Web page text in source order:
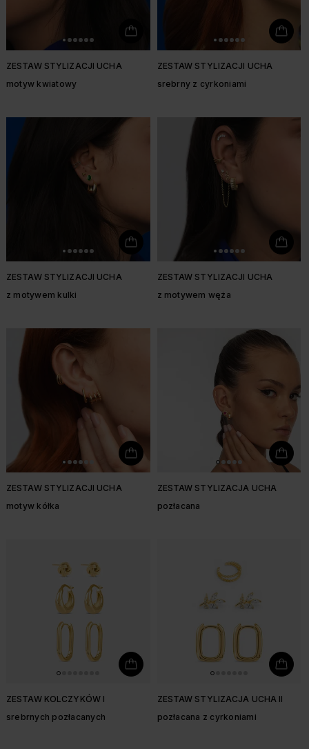
ZESTAW STYLIZACJI UCHA
motyw kwiatowy
ZESTAW STYLIZACJI UCHA
srebrny z cyrkoniami
ZESTAW STYLIZACJI UCHA
z motywem kulki
ZESTAW STYLIZACJI UCHA
z motywem węża
ZESTAW STYLIZACJI UCHA
motyw kółka
ZESTAW STYLIZACJA UCHA
pozłacana
ZESTAW KOLCZYKÓW I
srebrnych pozłacanych
ZESTAW STYLIZACJA UCHA II
pozłacana z cyrkoniami